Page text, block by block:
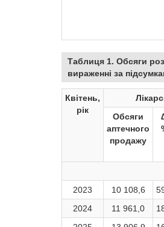
Таблиця 1. Обсяги
вираженні за
Квітень,
рік
Обсяги
аптечного
продажу
2023
10 108,6
2024
11 961,0